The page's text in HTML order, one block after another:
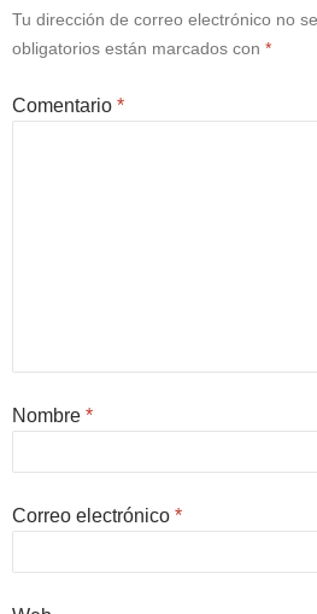
Tu dirección de correo electrónico no
obligatorios están marcados con *
Comentario *
Nombre *
Correo electrónico *